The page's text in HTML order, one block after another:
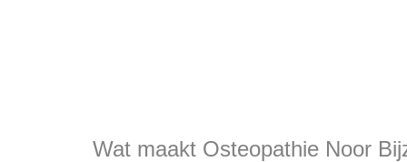
Wat maakt Osteopathie Noor